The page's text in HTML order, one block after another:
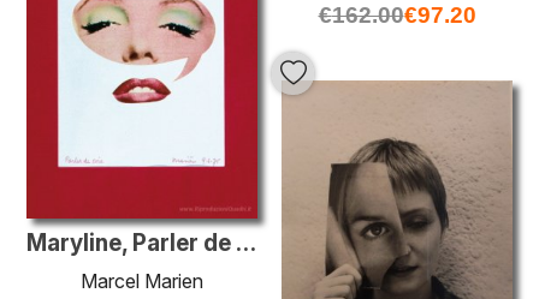
€162.00€97.20
Maryline, Parler de soie
Marcel Marien